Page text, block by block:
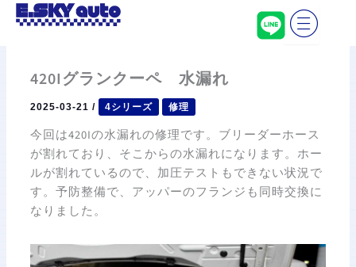
420Iグランクーペ 水漏れ
2025-03-21 / 4シリーズ 修理
今回は420Iの水漏れの修理です。ブリーダーホース
が割れており、そこからの水漏れになります。ホー
ルが割れているので、加圧テストもできない状況で
す。予防整備で、アッパーのフランジも同時交換に
なりました。